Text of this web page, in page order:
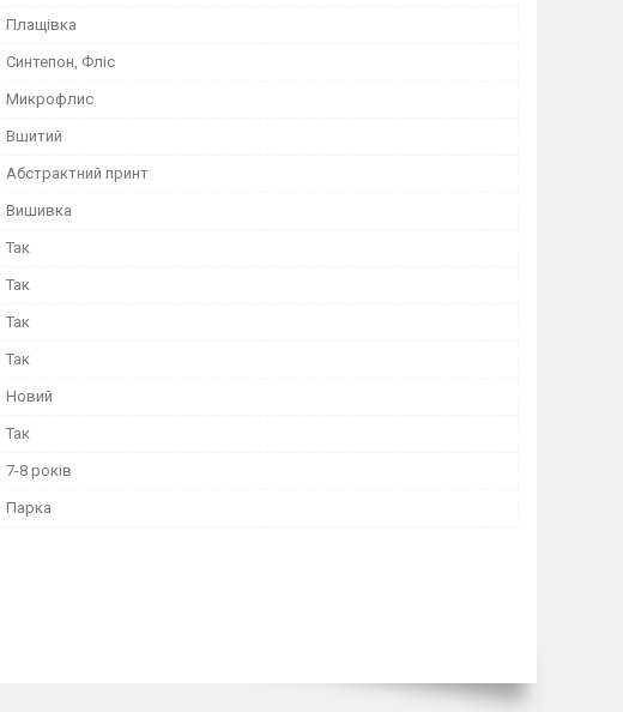
Плащівка
Синтепон, Фліс
Микрофлис
Вшитий
Абстрактний принт
Вишивка
Так
Так
Так
Так
Новий
Так
7-8 років
Парка